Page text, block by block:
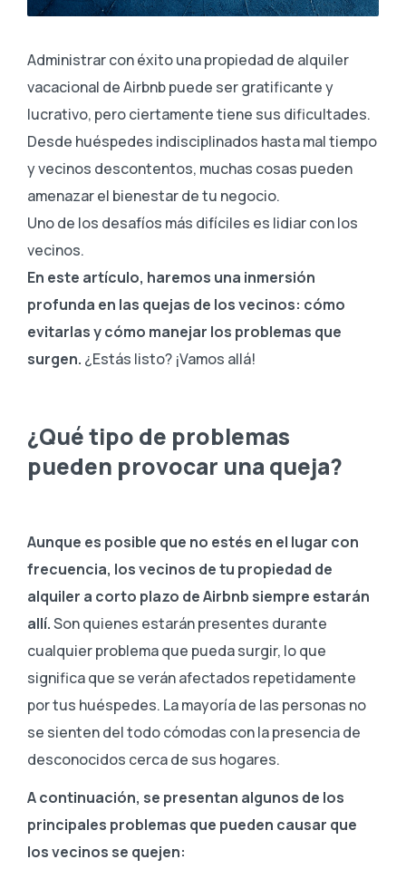
Administrar con éxito una propiedad de alquiler
vacacional de Airbnb puede ser gratificante y
lucrativo, pero ciertamente tiene sus dificultades.
Desde huéspedes indisciplinados hasta mal tiempo
y vecinos descontentos, muchas cosas pueden
amenazar el bienestar de tu negocio.
Uno de los desafíos más difíciles es lidiar con los
vecinos.
En este artículo, haremos una inmersión
profunda en las quejas de los vecinos: cómo
evitarlas y cómo manejar los problemas que
surgen. ¿Estás listo? ¡Vamos allá!
¿Qué tipo de problemas
pueden provocar una queja?
Aunque es posible que no estés en el lugar con
frecuencia, los vecinos de tu propiedad de
alquiler a corto plazo de Airbnb siempre estarán
allí.Son quienes estarán presentes durante
cualquier problema que pueda surgir, lo que
significa que se verán afectados repetidamente
por tus huéspedes. La mayoría de las personas no
se sienten del todo cómodas con la presencia de
desconocidos cerca de sus hogares.
A continuación, se presentan algunos de los
principales problemas que pueden causar que
los vecinos se quejen: